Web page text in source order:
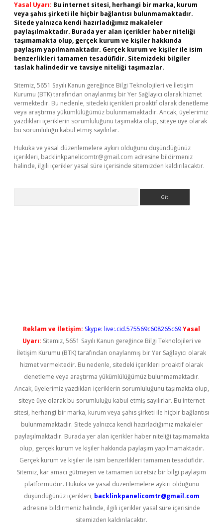
Yasal Uyarı: Bu internet sitesi, herhangi bir marka, kurum
veya şahıs şirketi ile hiçbir bağlantısı bulunmamaktadır.
Sitede yalnızca kendi hazırladığımız makaleler
paylaşılmaktadır. Burada yer alan içerikler haber niteliği
taşımamakta olup, gerçek kurum ve kişiler hakkında
paylaşım yapılmamaktadır. Gerçek kurum ve kişiler ile isim
benzerlikleri tamamen tesadüfidir. Sitemizdeki bilgiler
taslak halindedir ve tavsiye niteliği taşımazlar.
Sitemiz, 5651 Sayılı Kanun gereğince Bilgi Teknolojileri ve İletişim
Kurumu (BTK) tarafından onaylanmış bir Yer Sağlayıcı olarak hizmet
vermektedir. Bu nedenle, sitedeki içerikleri proaktif olarak denetleme
veya araştırma yükümlülüğümüz bulunmamaktadır. Ancak, üyelerimiz
yazdıkları içeriklerin sorumluluğunu taşımakta olup, siteye üye olarak
bu sorumluluğu kabul etmiş sayılırlar.
Hukuka ve yasal düzenlemelere aykırı olduğunu düşündüğünüz
içerikleri, backlinkpanelicomtr@gmail.com adresine bildirmeniz
halinde, ilgili içerikler yasal süre içerisinde sitemizden kaldırılacaktır.
Reklam ve İletişim: Skype: live:.cid.575569c608265c69Yasal
Uyarı: Sitemiz, 5651 Sayılı Kanun gereğince Bilgi Teknolojileri ve
İletişim Kurumu (BTK) tarafından onaylanmış bir Yer Sağlayıcı olarak
hizmet vermektedir. Bu nedenle, sitedeki içerikleri proaktif olarak
denetleme veya araştırma yükümlülüğümüz bulunmamaktadır.
Ancak, üyelerimiz yazdıkları içeriklerin sorumluluğunu taşımakta olup,
siteye üye olarak bu sorumluluğu kabul etmiş sayılırlar. Bu internet
sitesi, herhangi bir marka, kurum veya şahıs şirketi ile hiçbir bağlantısı
bulunmamaktadır. Sitede yalnızca kendi hazırladığımız makaleler
paylaşılmaktadır. Burada yer alan içerikler haber niteliği taşımamakta
olup, gerçek kurum ve kişiler hakkında paylaşım yapılmamaktadır.
Gerçek kurum ve kişiler ile isim benzerlikleri tamamen tesadüfidir.
Sitemiz, kar amacı gütmeyen ve tamamen ücretsiz bir bilgi paylaşım
platformudur. Hukuka ve yasal düzenlemelere aykırı olduğunu
düşündüğünüz içerikleri, backlinkpanelicomtr@gmail.com
adresine bildirmeniz halinde, ilgili içerikler yasal süre içerisinde
sitemizden kaldırılacaktır.